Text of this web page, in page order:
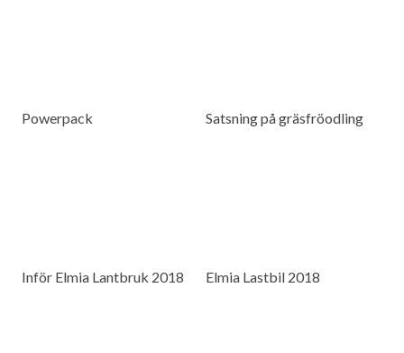
Powerpack Satsning på gräsfröodling
Inför Elmia Lantbruk 2018 Elmia Lastbil 2018